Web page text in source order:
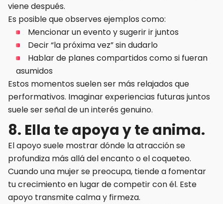
viene después.
Es posible que observes ejemplos como:
Mencionar un evento y sugerir ir juntos
Decir “la próxima vez” sin dudarlo
Hablar de planes compartidos como si fueran
asumidos
Estos momentos suelen ser más relajados que
performativos. Imaginar experiencias futuras juntos
suele ser señal de un interés genuino.
8. Ella te apoya y te anima.
El apoyo suele mostrar dónde la atracción se
profundiza más allá del encanto o el coqueteo.
Cuando una mujer se preocupa, tiende a fomentar
tu crecimiento en lugar de competir con él. Este
apoyo transmite calma y firmeza.